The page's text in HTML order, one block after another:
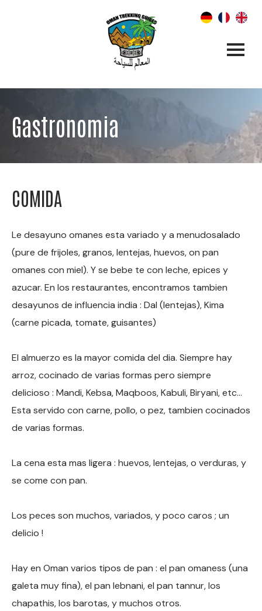
Gastronomia
COMIDA
Le desayuno omanes esta variado y a menudosalado
(pure de frijoles, granos, lentejas, huevos, on pan
omanes con miel). Y se bebe te con leche, epices y
azucar. En los restaurantes, encontramos tambien
desayunos de influencia india : Dal (lentejas), Kima
(carne picada, tomate, guisantes)
El almuerzo es la mayor comida del dia. Siempre hay
arroz, cocinado de varias formas pero siempre
delicioso : Mandi, Kebsa, Maqboos, Kabuli, Biryani, etc…
Esta servido con carne, pollo, o pez, tambien cocinados
de varias formas.
La cena esta mas ligera : huevos, lentejas, o verduras, y
se come con pan.
Los peces son muchos, variados, y poco caros ; un
delicio !
Hay en Oman varios tipos de pan : el pan omaness (una
galeta muy fina), el pan lebnani, el pan tannur, los
chapathis, los barotas, y muchos otros.